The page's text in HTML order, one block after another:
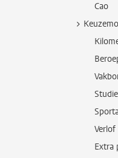
Cao
Verlof
Extra